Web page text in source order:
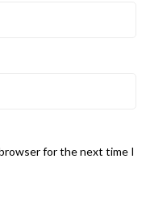
for the next time I